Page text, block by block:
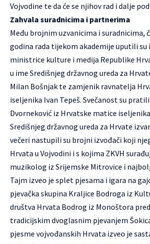
Vojvodine te da će se njihov rad i dalje
Zahvala suradnicima i partnerima
Među brojnim uzvanicima i suradnicima,
godina rada tijekom akademije uputili su
ministrice kulture i medija Republike
u ime Središnjeg državnog ureda za
Milan Bošnjak te zamjenik ravnatelja
iseljenika Ivan Tepeš. Svečanost su
Dvorneković iz Hrvatske matice
Središnjeg državnog ureda za Hrvate
večeri nastupili su brojni izvođači koji
Hrvata u Vojvodini i s kojima ZKVH
muzikolog iz Srijemske Mitrovice i
Tajm izveo je splet pjesama i igara na
pjevačka skupina Kraljice Bodroga iz
društva Hrvata Bodrog iz Monoštora
tradicijskim dvoglasnim pjevanjem
pjesme vojvođanskih Hrvata izveo je